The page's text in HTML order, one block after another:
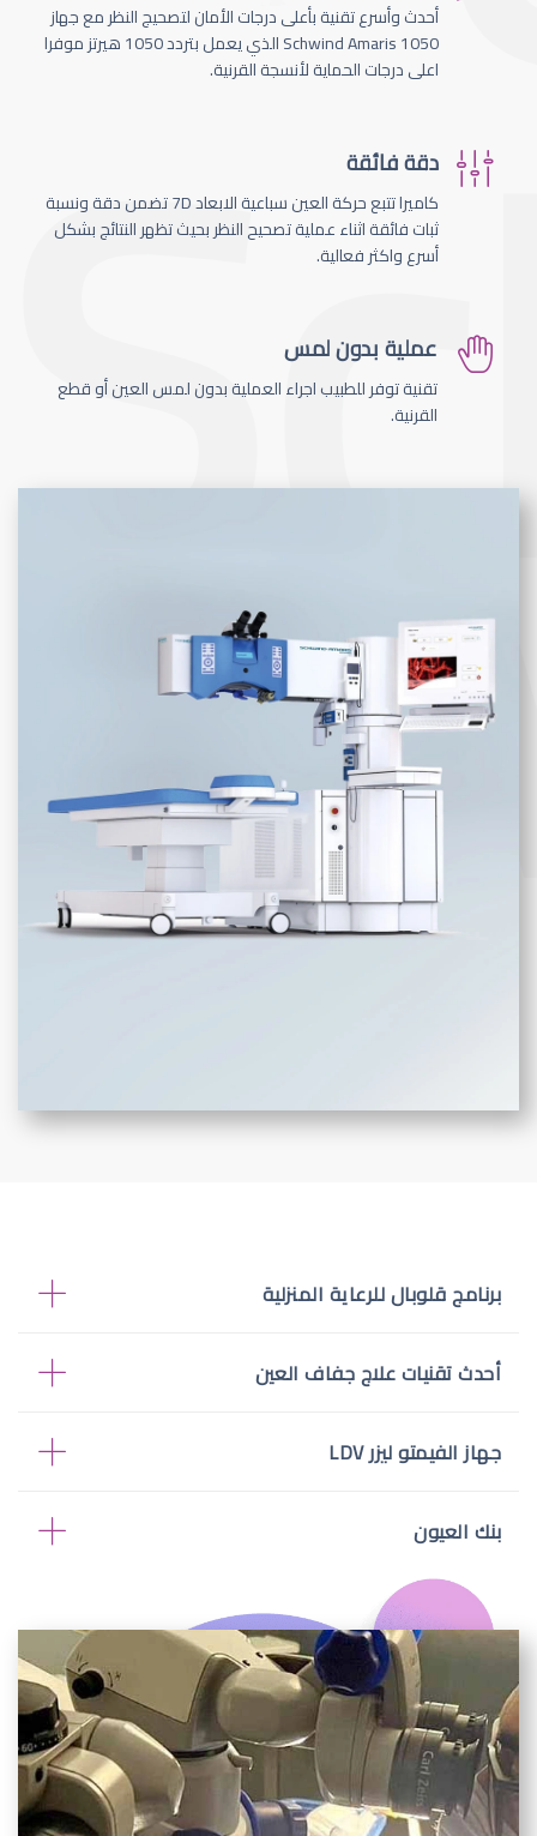
أحدث وأسرع تقنية بأعلى درجات الأمان لتصحيج النظر مع جهاز
Schwind Amaris 1050 الذي يعمل بتردد 1050 هيرتز موفرا
اعلى درجات الحماية لأنسجة القرنية.
دقة فائقة
كاميرا تتبع حركة العين سباعية الابعاد 7D تضمن دقة ونسبة
ثبات فائقة اثناء عملية تصحيح النظر بحيث تظهر النتائج بشكل
أسرع واكثر فعالية.
عملية بدون لمس
تقنية توفر للطبيب اجراء العملية بدون لمس العين أو قطع
القرنية.
برنامج قلوبال للرعاية المنزلية
أحدث تقنيات علاج جفاف العين
جهاز الفيمتو ليزر LDV
بنك العيون